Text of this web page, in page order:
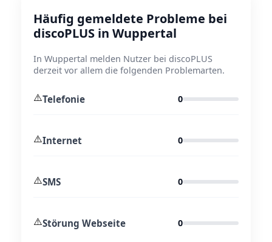
Häufig gemeldete Probleme bei
discoPLUS in Wuppertal
In Wuppertal melden Nutzer bei discoPLUS
derzeit vor allem die folgenden Problemarten.
⚠️Telefonie 0
⚠️Internet 0
⚠️SMS 0
⚠️Störung Webseite 0